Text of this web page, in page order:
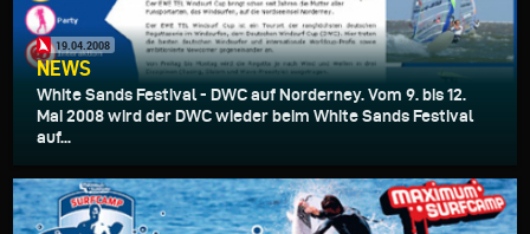
19.04.2008
NEWS
White Sands Festival - DWC auf Norderney. Vom 9. bis 12.
Mai 2008 wird der DWC wieder beim White Sands Festival
auf...